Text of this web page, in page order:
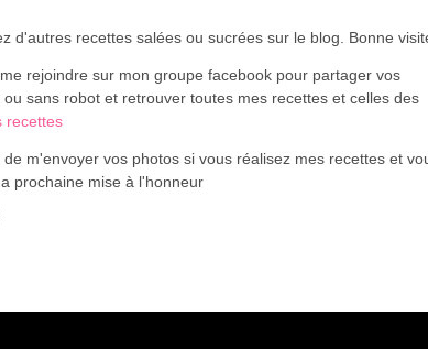
d'autres recettes salées ou sucrées sur le blog. Bonne
rejoindre sur mon groupe facebook pour partager vos
ou sans robot et retrouver toutes mes recettes et celles des
recettes
de m'envoyer vos photos si vous réalisez mes recettes et
prochaine mise à l'honneur